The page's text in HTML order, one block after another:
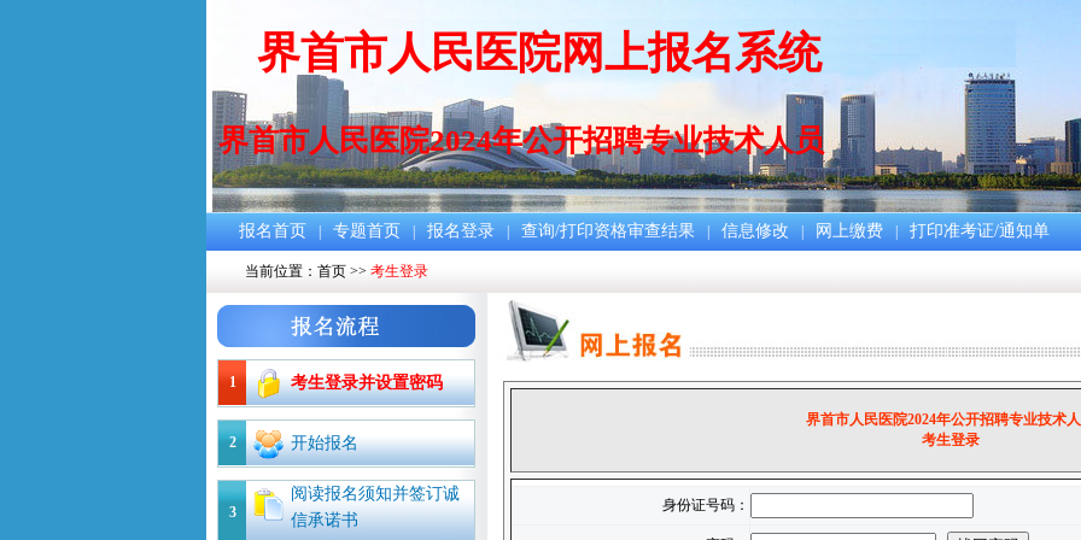
界首市人民医院网上报名系统
界首市人民医院2024年公开招聘专业技术人员
报名首页 专题首页 报名登录 查询/打印资格审查结果 信息修改 网上缴费 打印准考证/通知单
当前位置： 首页 >> 考生登录
1 考生登录并设置密码
2 开始报名
3
阅读报名须知并签订诚
信承诺书
界首市人民医院2024年公开招聘专业技术
考生登录
身份证号码：